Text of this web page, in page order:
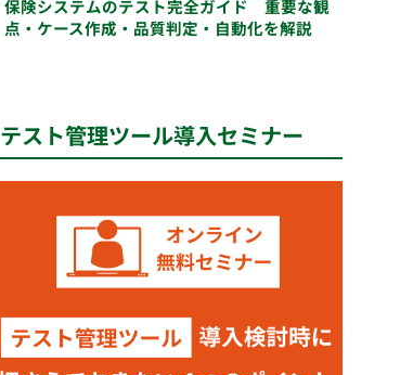
保険システムのテスト完全ガイド 重要な観
点・ケース作成・品質判定・自動化を解説
テスト管理ツール導入セミナー